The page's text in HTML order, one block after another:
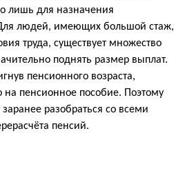
лишь для назначения
людей, имеющих большой стаж,
труда, существует множество
поднять размер выплат.
пенсионного возраста,
пенсионное пособие. Поэтому
разобраться со всеми
пенсий.